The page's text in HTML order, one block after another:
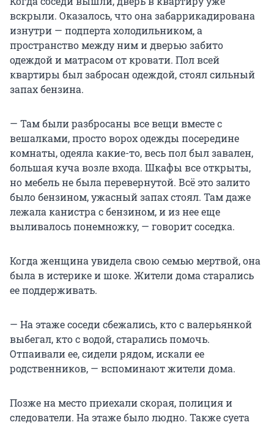
вскрыли. Оказалось, что она забаррикадирована
изнутри — подперта холодильником, а
пространство между ним и дверью забито
одеждой и матрасом от кровати. Пол всей
квартиры был забросан одеждой, стоял сильный
запах бензина.
— Там были разбросаны все вещи вместе с
вешалками, просто ворох одежды посередине
комнаты, одеяла какие-то, весь пол был завален,
большая куча возле входа. Шкафы все открыты,
но мебель не была перевернутой. Всё это залито
было бензином, ужасный запах стоял. Там даже
лежала канистра с бензином, и из нее еще
выливалось понемножку, — говорит соседка.
Когда женщина увидела свою семью мертвой, она
была в истерике и шоке. Жители дома старались
ее поддерживать.
— На этаже соседи сбежались, кто с валерьянкой
выбегал, кто с водой, старались помочь.
Отпаивали ее, сидели рядом, искали ее
родственников, — вспоминают жители дома.
Позже на место приехали скорая, полиция и
следователи. На этаже было людно. Также суета